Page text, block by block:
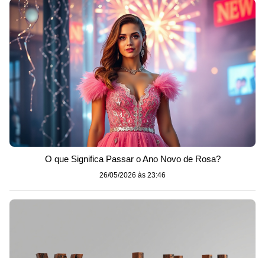
O que Significa Passar o Ano Novo de Rosa?
26/05/2026 às 23:46